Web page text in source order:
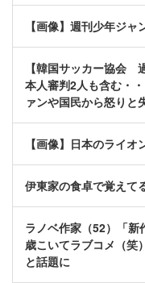
【画像】週刊少年ジ
【韓国サッカー協会
本人審判2人も含む・
ァンや国民から怒りと
【画像】日本のライ
伊東家の食卓で覚えて
ラノベ作家（52）「新
歳こいてラブコメ（笑
と話題に